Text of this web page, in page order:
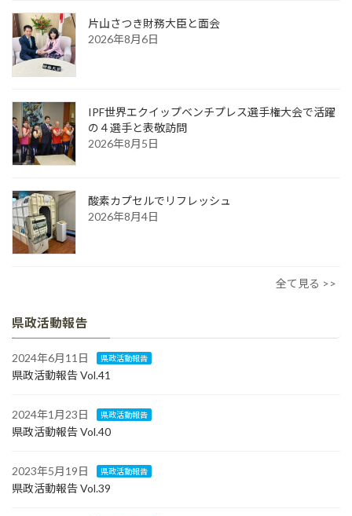
片山さつき財務大臣と面会
2026年8月6日
IPF世界エクイップベンチプレス選手権大会で活躍
の４選手と表敬訪問
2026年8月5日
酸素カプセルでリフレッシュ
2026年8月4日
全て見る >>
県政活動報告
2024年6月11日 県政活動報告
県政活動報告 Vol.41
2024年1月23日 県政活動報告
県政活動報告 Vol.40
2023年5月19日 県政活動報告
県政活動報告 Vol.39